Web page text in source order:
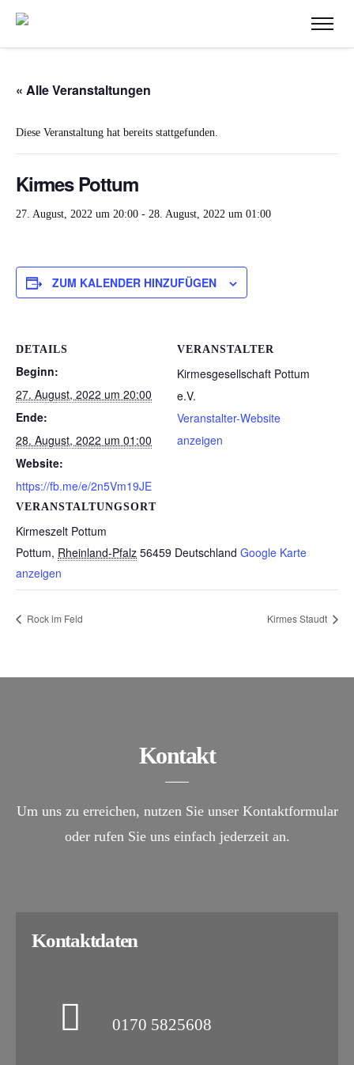
« Alle Veranstaltungen
Diese Veranstaltung hat bereits stattgefunden.
Kirmes Pottum
27. August, 2022 um 20:00 - 28. August, 2022 um 01:00
ZUM KALENDER HINZUFÜGEN
DETAILS
Beginn:
27. August, 2022 um 20:00
Ende:
28. August, 2022 um 01:00
Website:
https://fb.me/e/2n5Vm19JE
VERANSTALTUNGSORT
Kirmeszelt Pottum
Pottum, Rheinland-Pfalz 56459 Deutschland Google Karte
anzeigen
VERANSTALTER
Kirmesgesellschaft Pottum
e.V.
Veranstalter-Website
anzeigen
Rock im Feld Kirmes Staudt
Kontakt
Um uns zu erreichen, nutzen Sie unser Kontaktformular
oder rufen Sie uns einfach jederzeit an.
Kontaktdaten
0170 5825608